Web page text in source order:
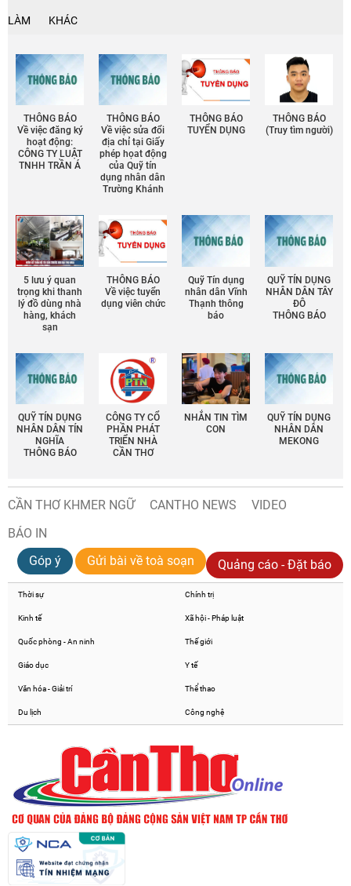
LÀM KHÁC
THÔNG BÁO
Về việc đăng ký
hoạt động:
CÔNG TY LUẬT
TNHH TRẦN Á
THÔNG BÁO
Về việc sửa đổi
địa chỉ tại Giấy
phép họat động
của Quỹ tín
dụng nhân dân
Trường Khánh
THÔNG BÁO
TUYỂN DỤNG
THÔNG BÁO
(Truy tìm người)
5 lưu ý quan
trọng khi thanh
lý đồ dùng nhà
hàng, khách
sạn
THÔNG BÁO
Về việc tuyển
dụng viên chức
Quỹ Tín dụng
nhân dân Vĩnh
Thạnh thông
báo
QUỸ TÍN DỤNG
NHÂN DÂN TÂY
ĐÔ
THÔNG BÁO
QUỸ TÍN DỤNG
NHÂN DÂN TÍN
NGHĨA
THÔNG BÁO
CÔNG TY CỔ
PHẦN PHÁT
TRIỂN NHÀ
CẦN THƠ
NHẮN TIN TÌM
CON
QUỸ TÍN DỤNG
NHÂN DÂN
MEKONG
CẦN THƠ KHMER NGỮ CANTHO NEWS
VIDEO
BÁO IN
Góp ý
Gửi bài về toà soạn Quảng cáo - Đặt báo
Thời sự Chính trị
Kinh tế Xã hội - Pháp luật
Quốc phòng - An ninh Thế giới
Giáo dục Y tế
Văn hóa - Giải trí Thể thao
Du lịch Công nghệ